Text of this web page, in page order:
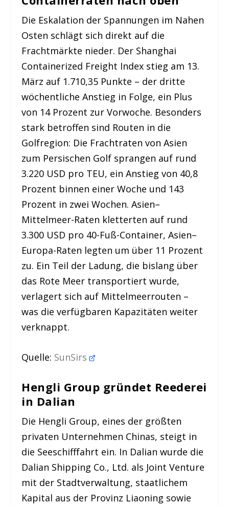
Die Eskalation der Spannungen im Nahen
Osten schlägt sich direkt auf die
Frachtmärkte nieder. Der Shanghai
Containerized Freight Index stieg am 13.
März auf 1.710,35 Punkte – der dritte
wöchentliche Anstieg in Folge, ein Plus
von 14 Prozent zur Vorwoche. Besonders
stark betroffen sind Routen in die
Golfregion: Die Frachtraten von Asien
zum Persischen Golf sprangen auf rund
3.220 USD pro TEU, ein Anstieg von 40,8
Prozent binnen einer Woche und 143
Prozent in zwei Wochen. Asien–
Mittelmeer-Raten kletterten auf rund
3.300 USD pro 40-Fuß-Container, Asien–
Europa-Raten legten um über 11 Prozent
zu. Ein Teil der Ladung, die bislang über
das Rote Meer transportiert wurde,
verlagert sich auf Mittelmeerrouten –
was die verfügbaren Kapazitäten weiter
verknappt.
Quelle: SunSirs
Hengli Group gründet Reederei
in Dalian
Die Hengli Group, eines der größten
privaten Unternehmen Chinas, steigt in
die Seeschifffahrt ein. In Dalian wurde die
Dalian Shipping Co., Ltd. als Joint Venture
mit der Stadtverwaltung, staatlichem
Kapital aus der Provinz Liaoning sowie